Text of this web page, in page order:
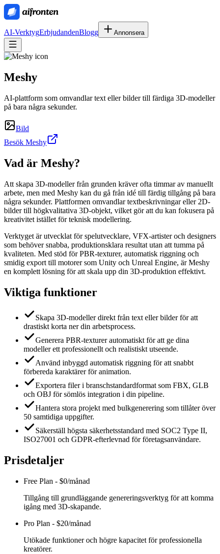
AI-VerktygErbjudandenBlogg Annonsera
Meshy
AI-plattform som omvandlar text eller bilder till färdiga 3D-modeller
på bara några sekunder.
Bild
Besök Meshy
Vad är Meshy?
Att skapa 3D-modeller från grunden kräver ofta timmar av manuellt
arbete, men med Meshy kan du gå från idé till färdig tillgång på bara
några sekunder. Plattformen omvandlar textbeskrivningar eller 2D-
bilder till högkvalitativa 3D-objekt, vilket gör att du kan fokusera på
kreativitet istället för teknisk modellering.
Verktyget är utvecklat för spelutvecklare, VFX-artister och designers
som behöver snabba, produktionsklara resultat utan att tumma på
kvaliteten. Med stöd för PBR-texturer, automatisk riggning och
smidig export till motorer som Unity och Unreal Engine, är Meshy
en komplett lösning för att skala upp din 3D-produktion effektivt.
Viktiga funktioner
Skapa 3D-modeller direkt från text eller bilder för att
drastiskt korta ner din arbetsprocess.
Generera PBR-texturer automatiskt för att ge dina
modeller ett professionellt och realistiskt utseende.
Använd inbyggd automatisk riggning för att snabbt
förbereda karaktärer för animation.
Exportera filer i branschstandardformat som FBX, GLB
och OBJ för sömlös integration i din pipeline.
Hantera stora projekt med bulkgenerering som tillåter över
50 samtidiga uppgifter.
Säkerställ högsta säkerhetsstandard med SOC2 Type II,
ISO27001 och GDPR-efterlevnad för företagsanvändare.
Prisdetaljer
Free Plan - $0/månad
Tillgång till grundläggande genereringsverktyg för att komma
igång med 3D-skapande.
Pro Plan - $20/månad
Utökade funktioner och högre kapacitet för professionella
kreatörer.